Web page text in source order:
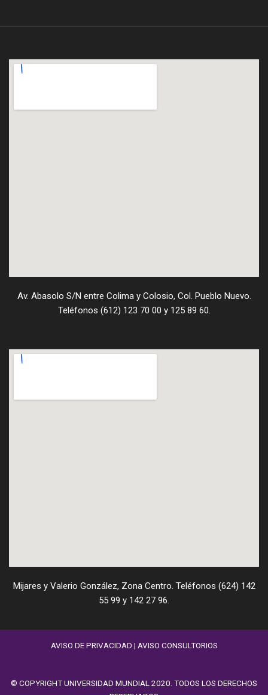
Av. Abasolo S/N entre Colima y Colosio, Col. Pueblo Nuevo.
Teléfonos (612) 123 70 00 y 125 89 60.
Mijares y Valerio González, Zona Centro. Teléfonos (624) 142
55 99 y 142 27 96.
AVISO DE PRIVACIDAD | AVISO CONSULTORIOS
© COPYRIGHT UNIVERSIDAD MUNDIAL 2020. TODOS LOS DERECHOS